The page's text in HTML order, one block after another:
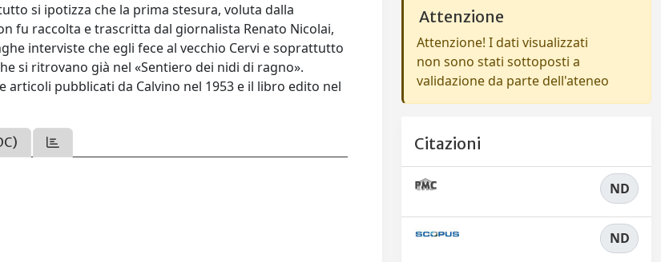
si ipotizza che la prima stesura, voluta dalla
fu raccolta e trascritta dal giornalista Renato Nicolai,
interviste che egli fece al vecchio Cervi e soprattutto
si ritrovano già nel «Sentiero dei nidi di ragno».
pubblicati da Calvino nel 1953 e il libro edito nel
Attenzione
Attenzione! I dati visualizzati
non sono stati sottoposti a
validazione da parte dell'ateneo
Citazioni
ND
ND